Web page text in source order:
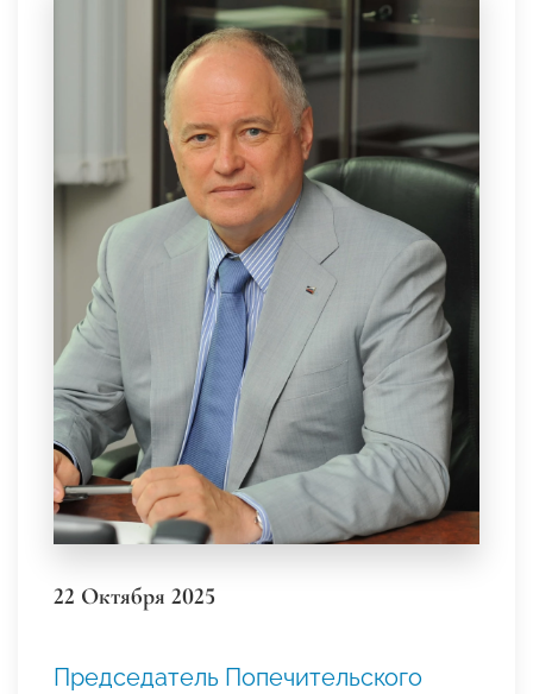
22 Октября 2025
Председатель Попечительского